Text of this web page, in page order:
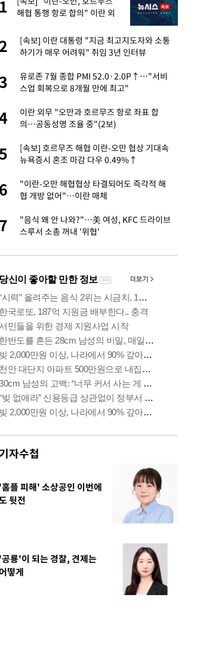
래·김민석, 전당대회 앞두고 두 번째'오늘도 폭염' 전
1
해협 통행 항로 합의" 이란 외
2
[속보] 이란 대통령 "지금 최고지도자와 소통
하기가 매우 어려워" 취임 3년 인터뷰
유로존 7월 종합 PMI 52.0·2.0P↑…"서비
스업 회복으로 8개월 만에 최고"
이란 외무 "오만과 호르무즈 항로 좌표 합
의…공동성명 조율 중"(2보)
[속보] 호르무즈 해협 이란-오만 협상 기대속
뉴욕증시 혼조 마감 다우 0.49%↑
6
"이란-오만 해협협상 타결되어도 즉각적 해
협 개방 없어"…이란 매체
7
"음식 왜 안 나와?"…美 여성, KFC 드라이브
스루서 소총 꺼내 '위협'
기자수첩
'홈플 피해' 소상공인 이번에
뒷전
'공룡'이 되는 경찰, 견제는
떻게